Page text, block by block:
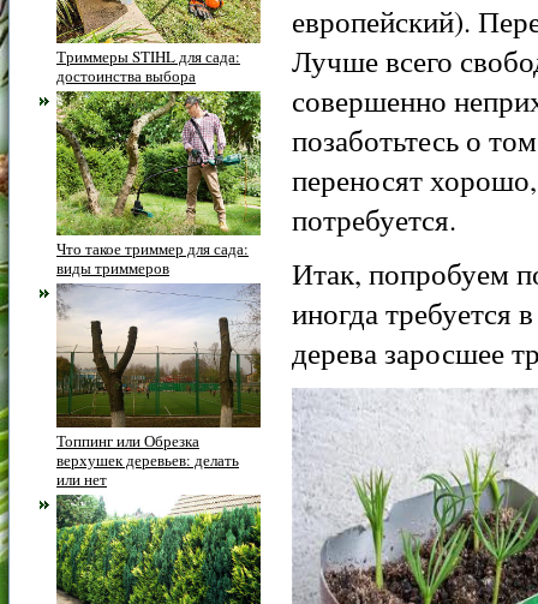
Триммеры STIHL для сада:
достоинства выбора
Что такое триммер для сада:
виды триммеров
Топпинг или Обрезка
верхушек деревьев: делать
или нет
европейский).
Лучше всего
совершенно
позаботьтесь о
переносят
потребуется.
Итак, попробуем
иногда требуется
дерева заросшее